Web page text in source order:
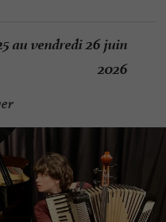
au vendredi 26 juin
2026